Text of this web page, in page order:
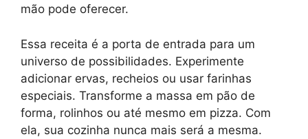
mão pode oferecer.
Essa receita é a porta de entrada para um
universo de possibilidades. Experimente
adicionar ervas, recheios ou usar farinhas
especiais. Transforme a massa em pão de
forma, rolinhos ou até mesmo em pizza. Com
ela, sua cozinha nunca mais será a mesma.